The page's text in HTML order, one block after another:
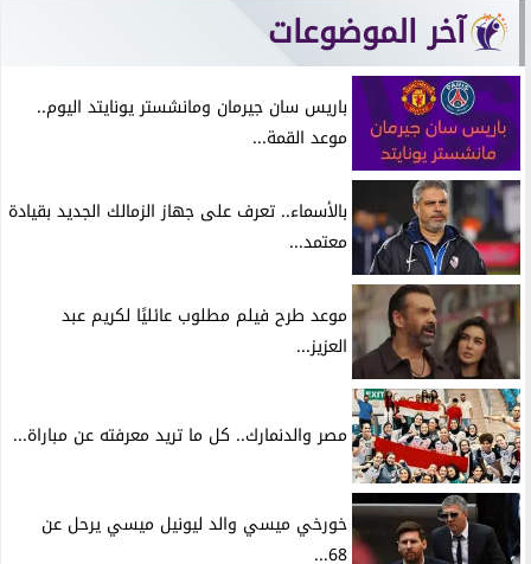
آخر الموضوعات
باريس سان جيرمان ومانشستر يونايتد اليوم..
موعد القمة...
بالأسماء.. تعرف على جهاز الزمالك الجديد بقيادة
معتمد...
موعد طرح فيلم مطلوب عائليًا لكريم عبد
العزيز...
مصر والدنمارك.. كل ما تريد معرفته عن مباراة...
خورخي ميسي والد ليونيل ميسي يرحل عن
68...